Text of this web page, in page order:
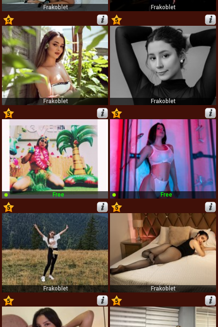
Frakoblet
Frakoblet
5
17
Frakoblet
5
18
Frakoblet
5
19
Free
5
Free
5
21
Frakoblet
5
Frakoblet
5
5
24